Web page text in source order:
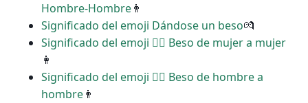
Hombre-Hombre👨
Significado del emoji Dándose un beso💏
Significado del emoji ‍❤️‍💋‍ Beso de mujer a mujer
👩
Significado del emoji ‍❤️‍💋‍ Beso de hombre a
hombre👨